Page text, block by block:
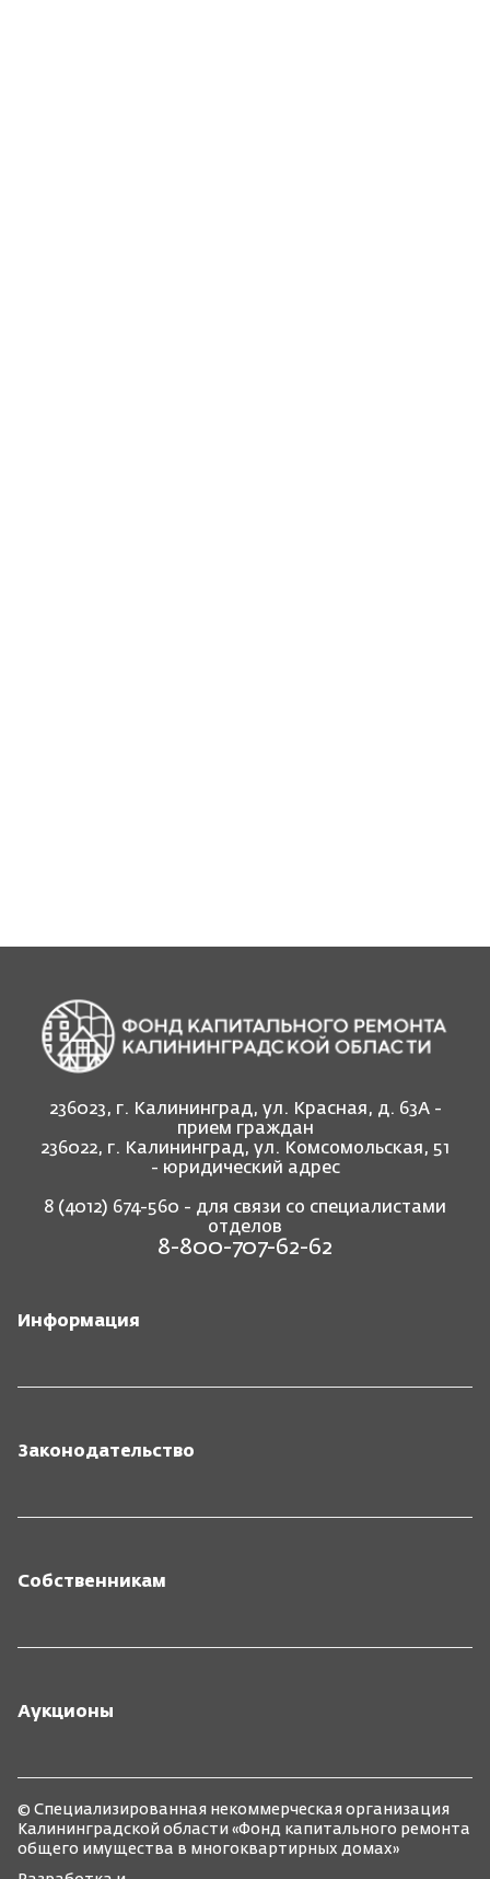
236023, г. Калининград, ул. Красная, д. 63А -
прием граждан
236022, г. Калининград, ул. Комсомольская, 51
- юридический адрес
8 (4012) 674-560 - для связи со специалистами
отделов
8-800-707-62-62
Информация
Законодательство
Собственникам
Аукционы
© Специализированная некоммерческая организация
Калининградской области «Фонд капитального ремонта
общего имущества в многоквартирных домах»